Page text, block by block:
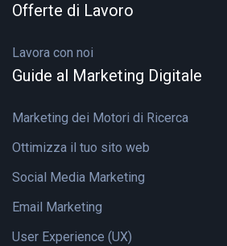
Offerte di Lavoro
Lavora con noi
Guide al Marketing Digitale
Marketing dei Motori di Ricerca
Ottimizza il tuo sito web
Social Media Marketing
Email Marketing
User Experience (UX)